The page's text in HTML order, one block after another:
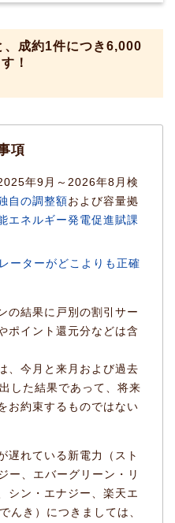
、成約1件につき6,000
！
項
年9月～2026年8月検
自の調整額および容量拠
エネルギー発電促進賦課
ーターがどこよりも正確
の結果に戸別の割引サー
ポイント還元分などは含
、今月と来月および過去
した結果であって、将来
お約束するものではない
遅れている新電力（スト
ー、エバーグリーン・リ
シン・エナジー、楽天エ
んき）につきましては、